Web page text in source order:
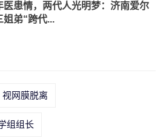
医患情，两代人光明梦：济南爱尔
姐弟“跨代...
视网膜脱离
组组长